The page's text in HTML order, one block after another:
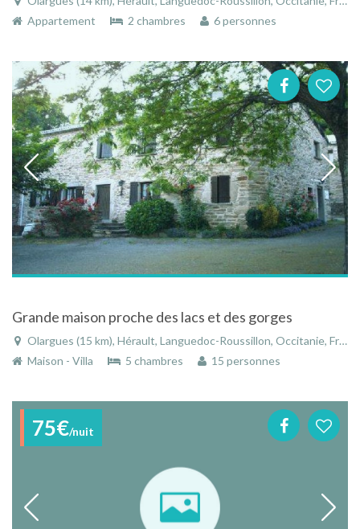
Appartement
2 chambres 6 personnes
Grande maison proche des lacs et des gorges
Olargues (15 km), Hérault, Languedoc-Roussillon, Occitanie, France
Maison - Villa
5 chambres 15 personnes
75€/nuit